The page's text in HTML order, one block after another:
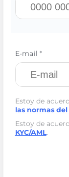
E-mail *
Estoy de
las normas
Estoy de
KYC/AML.